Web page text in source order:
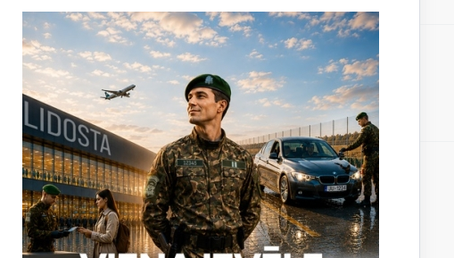
Vēlos atstāt savu e-pastu saziņai
Privātuma politika